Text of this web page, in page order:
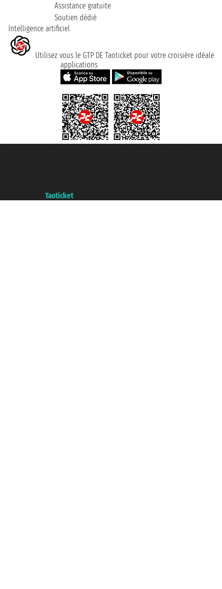
Assistance gratuite
Soutien dédié
Intelligence artificiel
Utilisez vous le GTP DE Taoticket pour votre croisière idéale
applications
Taoticket